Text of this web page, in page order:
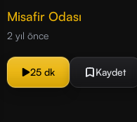
Misafir Odası
2 yıl önce
25 dk Kaydet